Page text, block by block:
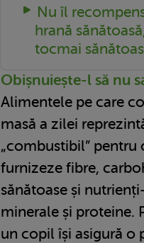
Nu îl
hrană
tocmai
Obișnuiește-l să nu
Alimentele pe care
masă a zilei
„combustibil” pentru
furnizeze fibre,
sănătoase și
minerale și proteine.
un copil își asigură o